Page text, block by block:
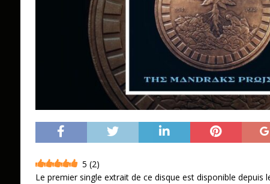
5 (2)
Le premier single extrait de ce disque est disponible depuis